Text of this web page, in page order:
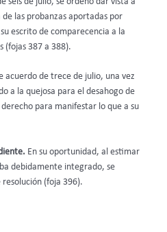
las probanzas aportadas por
su escrito de comparecencia a la
(fojas 387 a 388).
acuerdo de trece de julio, una vez
a la quejosa para el desahogo de
para manifestar lo que a su
En su oportunidad, al estimar
debidamente integrado, se
resolución (foja 396).